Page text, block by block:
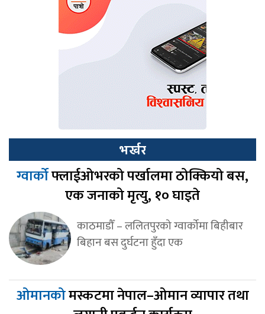
भर्खर
ग्वार्कोफ्लाईओभरको पर्खालमा ठोक्कियो बस,
एक जनाको मृत्यु, १० घाइते
काठमाडौँ – ललितपुरको ग्वार्कोमा बिहीबार
बिहान बस दुर्घटना हुँदा एक
ओमानकोमस्कटमा नेपाल–ओमान व्यापार तथा